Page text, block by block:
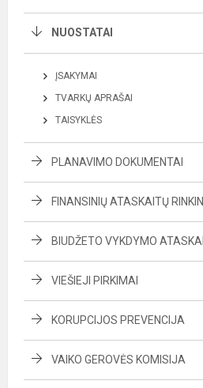
NUOSTATAI
ĮSAKYMAI
TVARKŲ APRAŠAI
TAISYKLĖS
PLANAVIMO DOKUMENTAI
FINANSINIŲ ATASKAITŲ
BIUDŽETO VYKDYMO
VIEŠIEJI PIRKIMAI
KORUPCIJOS PREVENCIJA
VAIKO GEROVĖS KOMISIJA